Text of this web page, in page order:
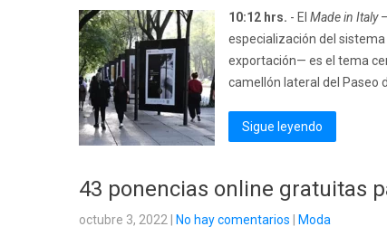
10:12 hrs. - El Made in Italy
especialización del
exportación— es el tema
camellón lateral del Paseo
Sigue leyendo
43 ponencias online gratuitas
octubre 3, 2022 No hay comentarios Moda